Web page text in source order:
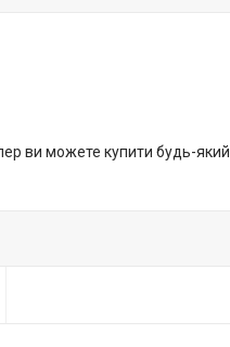
ви можете купити будь-який